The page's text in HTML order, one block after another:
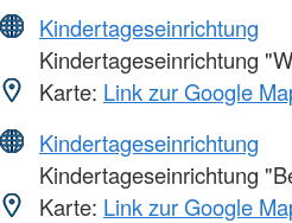
Kindertageseinrichtung
Kindertageseinrichtung
Karte: Link zur Google
Kindertageseinrichtung
Kindertageseinrichtung
Karte: Link zur Google